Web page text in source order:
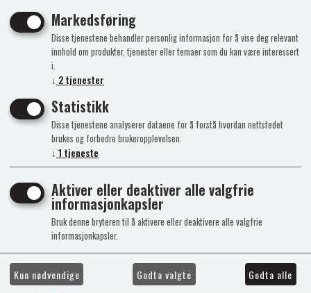
Markedsføring
Disse tjenestene behandler personlig informasjon for å vise deg relevant
innhold om produkter, tjenester eller temaer som du kan være interessert
i.
↓ 2tjenester
Statistikk
Disse tjenestene analyserer dataene for å forstå hvordan nettstedet
brukes og forbedre brukeropplevelsen.
↓ 1 tjeneste
Aktiver eller deaktiver alle valgfrie
informasjonkapsler
Bruk denne bryteren til å aktivere eller deaktivere alle valgfrie
informasjonkapsler.
Kun nødvendige Godta valgte Godta alle